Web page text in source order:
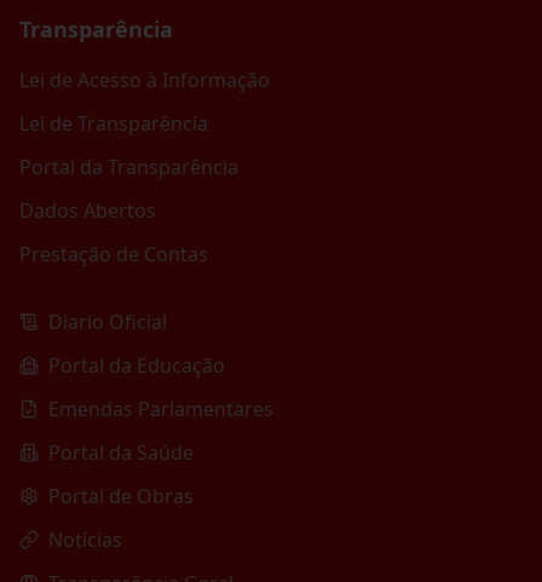
Transparência
Lei de Acesso à Informação
Lei de Transparência
Portal da Transparência
Dados Abertos
Prestação de Contas
Diario Oficial
Portal da Educação
Emendas Parlamentares
Portal da Saúde
Portal de Obras
Notícias